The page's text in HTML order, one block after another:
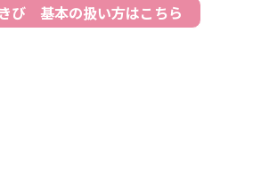
び 基本の扱い方はこちら